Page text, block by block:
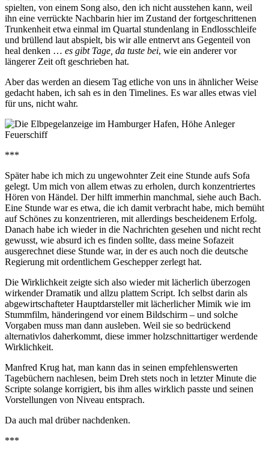
spielten, von einem Song also, den ich nicht ausstehen kann, weil
ihn eine verrückte Nachbarin hier im Zustand der fortgeschrittenen
Trunkenheit etwa einmal im Quartal stundenlang in Endlosschleife
und brüllend laut abspielt, bis wir alle entnervt ans Gegenteil von
heal denken … es gibt Tage, da tuste bei, wie ein anderer vor
längerer Zeit oft geschrieben hat.
Aber das werden an diesem Tag etliche von uns in ähnlicher Weise
gedacht haben, ich sah es in den Timelines. Es war alles etwas viel
für uns, nicht wahr.
***
Später habe ich mich zu ungewohnter Zeit eine Stunde aufs Sofa
gelegt. Um mich von allem etwas zu erholen, durch konzentriertes
Hören von Händel. Der hilft immerhin manchmal, siehe auch Bach.
Eine Stunde war es etwa, die ich damit verbracht habe, mich bemüht
auf Schönes zu konzentrieren, mit allerdings bescheidenem Erfolg.
Danach habe ich wieder in die Nachrichten gesehen und nicht recht
gewusst, wie absurd ich es finden sollte, dass meine Sofazeit
ausgerechnet diese Stunde war, in der es auch noch die deutsche
Regierung mit ordentlichem Geschepper zerlegt hat.
Die Wirklichkeit zeigte sich also wieder mit lächerlich überzogen
wirkender Dramatik und allzu plattem Script. Ich selbst darin als
abgewirtschafteter Hauptdarsteller mit lächerlicher Mimik wie im
Stummfilm, händeringend vor einem Bildschirm – und solche
Vorgaben muss man dann ausleben. Weil sie so bedrückend
alternativlos daherkommt, diese immer holzschnittartiger werdende
Wirklichkeit.
Manfred Krug hat, man kann das in seinen empfehlenswerten
Tagebüchern nachlesen, beim Dreh stets noch in letzter Minute die
Scripte solange korrigiert, bis ihm alles wirklich passte und seinen
Vorstellungen von Niveau entsprach.
Da auch mal drüber nachdenken.
***